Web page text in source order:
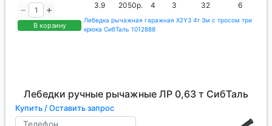
В корзину
3.9 2050р. 4 3 32 6
Лебедка рычажная гаражная X2Y3 4т 3м с тросом три
крюка СибТаль 1012888
Лебедки ручные рычажные ЛР 0,63 т СибТаль
Купить / Оставить запрос